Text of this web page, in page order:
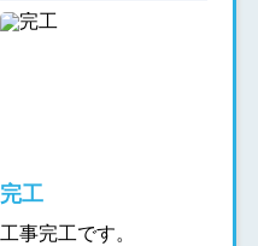
完工
工事完工です。